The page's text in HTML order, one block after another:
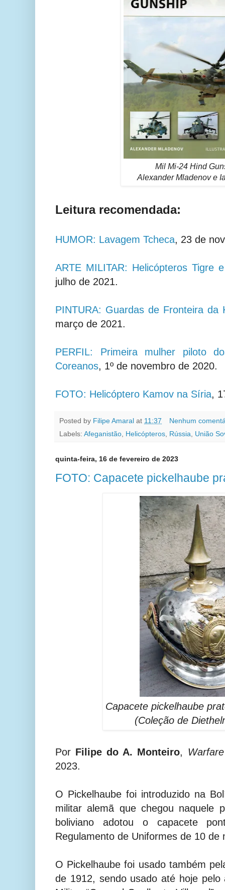
Mil Mi-24 Hind
Alexander Mladenov e
Leitura recomendada:
HUMOR: Lavagem Tcheca, 23 de
ARTE MILITAR: Helicópteros Tigre
julho de 2021.
PINTURA: Guardas de Fronteira da
março de 2021.
PERFIL: Primeira mulher piloto
Coreanos, 1º de novembro de 2020.
FOTO: Helicóptero Kamov na Síria,
Posted by Filipe Amaral at 11:37
Nenhum
Labels: Afeganistão, Helicópteros, Rússia, União
quinta-feira, 16 de fevereiro de 2023
FOTO: Capacete pickelhaube
Capacete pickelhaube
(Coleção de
Por Filipe do A. Monteiro,
2023.
O Pickelhaube foi introduzido na
militar alemã que chegou naquele
boliviano adotou o capacete
Regulamento de Uniformes de 10 de
O Pickelhaube foi usado também
de 1912, sendo usado até hoje pelo